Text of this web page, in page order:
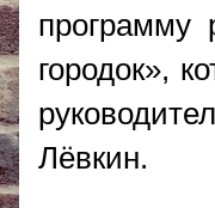
программу
городок»,
Лёвкин.